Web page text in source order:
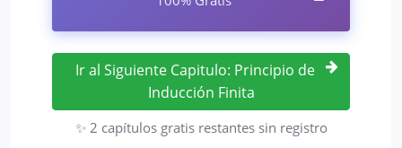
Ir al Siguiente Capitulo: Principio de
Inducción Finita
✨ 2 capítulos gratis restantes sin registro